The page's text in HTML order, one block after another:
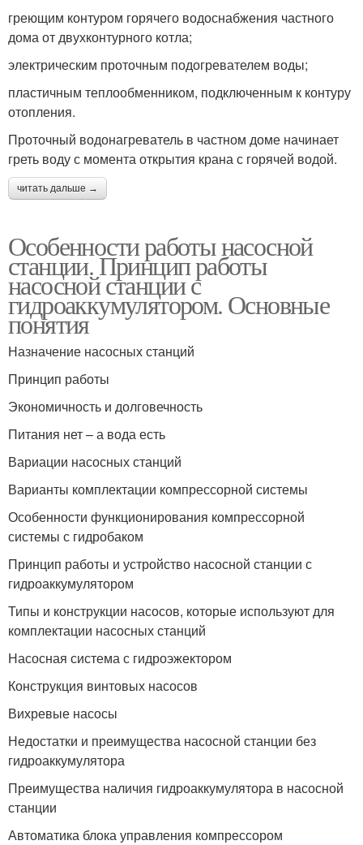
греющим контуром горячего водоснабжения частного
дома от двухконтурного котла;
электрическим проточным подогревателем воды;
пластичным теплообменником, подключенным к контуру
отопления.
Проточный водонагреватель в частном доме начинает
греть воду с момента открытия крана с горячей водой.
читать дальше →
Особенности работы насосной
станции. Принцип работы
насосной станции с
гидроаккумулятором. Основные
понятия
Назначение насосных станций
Принцип работы
Экономичность и долговечность
Питания нет – а вода есть
Вариации насосных станций
Варианты комплектации компрессорной системы
Особенности функционирования компрессорной
системы с гидробаком
Принцип работы и устройство насосной станции с
гидроаккумулятором
Типы и конструкции насосов, которые используют для
комплектации насосных станций
Насосная система с гидроэжектором
Конструкция винтовых насосов
Вихревые насосы
Недостатки и преимущества насосной станции без
гидроаккумулятора
Преимущества наличия гидроаккумулятора в насосной
станции
Автоматика блока управления компрессором